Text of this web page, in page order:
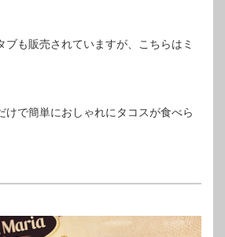
ブも販売されていますが、こちらはミ
けで簡単におしゃれにタコスが食べら